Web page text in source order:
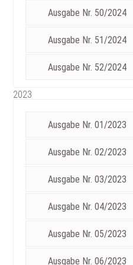
Ausgabe Nr. 50/2024
Ausgabe Nr. 51/2024
Ausgabe Nr. 52/2024
2023
Ausgabe Nr. 01/2023
Ausgabe Nr. 02/2023
Ausgabe Nr. 03/2023
Ausgabe Nr. 04/2023
Ausgabe Nr. 05/2023
Ausgabe Nr. 06/2023